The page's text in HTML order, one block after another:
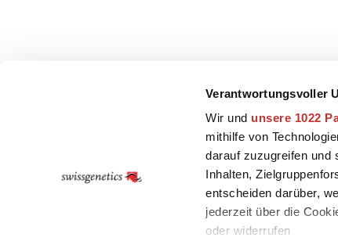
Verantwortungsvoller
Wir und unsere 1022
mithilfe von
darauf zuzugreifen und
Inhalten,
entscheiden darüber,
jederzeit über die
oder widerrufen